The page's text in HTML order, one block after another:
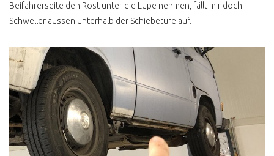
Beifahrerseite den Rost unter die Lupe nehmen, fällt mir doch
Schweller aussen unterhalb der Schiebetüre auf.